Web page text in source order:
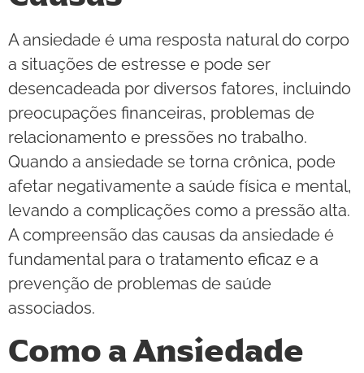
A ansiedade é uma resposta natural do corpo
a situações de estresse e pode ser
desencadeada por diversos fatores, incluindo
preocupações financeiras, problemas de
relacionamento e pressões no trabalho.
Quando a ansiedade se torna crônica, pode
afetar negativamente a saúde física e mental,
levando a complicações como a pressão alta.
A compreensão das causas da ansiedade é
fundamental para o tratamento eficaz e a
prevenção de problemas de saúde
associados.
Como a Ansiedade